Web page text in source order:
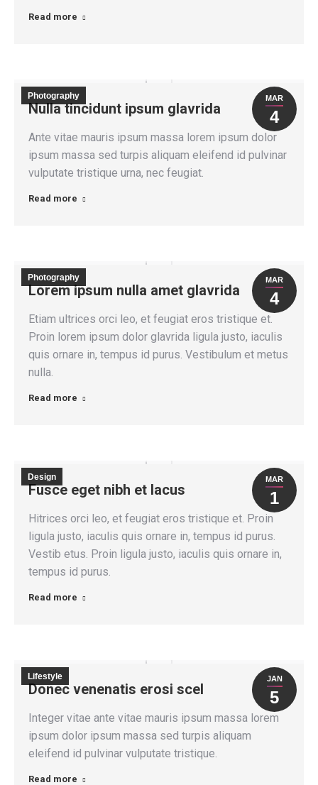
Read more
MAR
4
Photography
Nulla tincidunt ipsum glavrida
Ante vitae mauris ipsum massa lorem ipsum dolor
ipsum massa sed turpis aliquam eleifend id pulvinar
vulputate tristique urna, nec feugiat.
Read more
MAR
4
Photography
Lorem ipsum nulla amet glavrida
Etiam ultrices orci leo, et feugiat eros tristique et.
Proin lorem ipsum dolor glavrida ligula justo, iaculis
quis ornare in, tempus id purus. Vestibulum et metus
nulla.
Read more
MAR
1
Design
Fusce eget nibh et lacus
Hitrices orci leo, et feugiat eros tristique et. Proin
ligula justo, iaculis quis ornare in, tempus id purus.
Vestib etus. Proin ligula justo, iaculis quis ornare in,
tempus id purus.
Read more
JAN
5
Lifestyle
Donec venenatis erosi scel
Integer vitae ante vitae mauris ipsum massa lorem
ipsum dolor ipsum massa sed turpis aliquam
eleifend id pulvinar vulputate tristique.
Read more